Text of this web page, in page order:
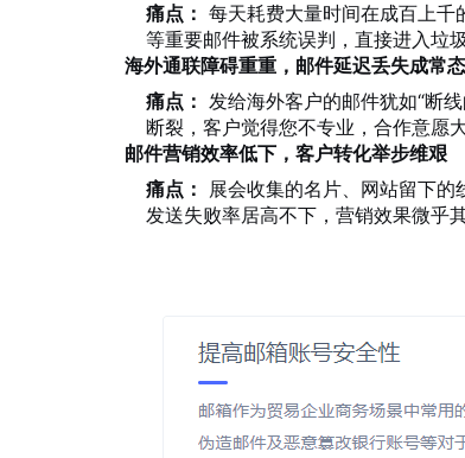
痛点： 每天耗费大量时间在成百上千
等重要邮件被系统误判，直接进入垃
海外通联障碍重重，邮件延迟丢失成常态
痛点： 发给海外客户的邮件犹如“断
断裂，客户觉得您不专业，合作意愿大
邮件营销效率低下，客户转化举步维艰
痛点： 展会收集的名片、网站留下
发送失败率居高不下，营销效果微乎其